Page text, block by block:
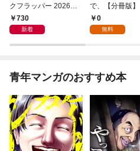
クフラッパー 2026年9
月号730
新着
で、【分冊版
0
無料
青年マンガのおすすめ本